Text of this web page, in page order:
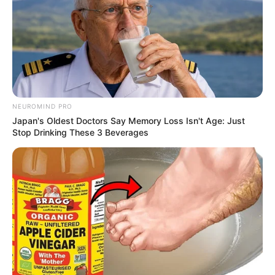
invadir nenhum sistema adicional.
Além disso, CPF e nome são os dados utilizados emfraudes de
abertura de crédito, solicitação de empréstimos e até registros em
serviços digitais em nome de outra pessoa.
NEUROMIND PRO
Japan's Oldest Doctors Say Memory Loss Isn't Age: Just
Stop Drinking These 3 Beverages